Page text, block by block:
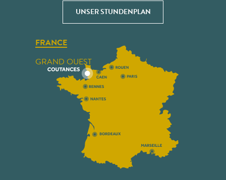
UNSER STUNDENPLAN
FRANCE
GRAND OUEST